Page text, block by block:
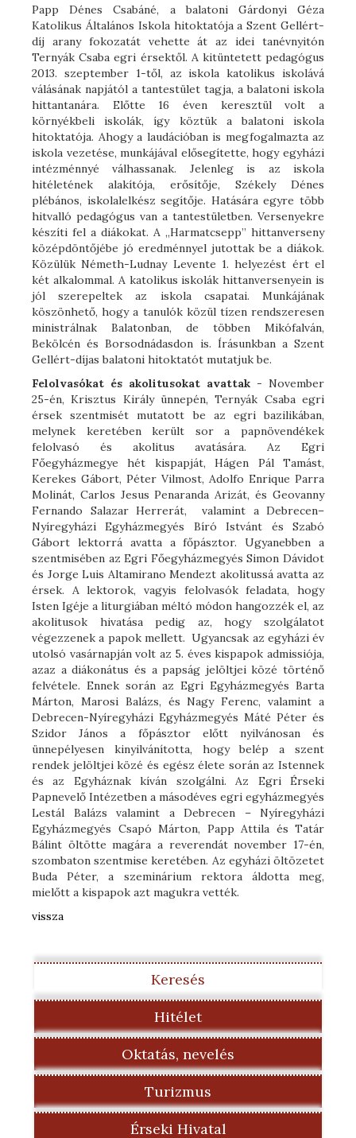
Papp Dénes Csabáné, a balatoni Gárdonyi Géza
Katolikus Általános Iskola hitoktatója a Szent Gellért-
díj arany fokozatát vehette át az idei tanévnyitón
Ternyák Csaba egri érsektől. A kitüntetett pedagógus
2013. szeptember 1-től, az iskola katolikus iskolává
válásának napjától a tantestület tagja, a balatoni iskola
hittantanára. Előtte 16 éven keresztül volt a
környékbeli iskolák, így köztük a balatoni iskola
hitoktatója. Ahogy a laudációban is megfogalmazta az
iskola vezetése, munkájával elősegítette, hogy egyházi
intézménnyé válhassanak. Jelenleg is az iskola
hitéletének alakítója, erősítője, Székely Dénes
plébános, iskolalelkész segítője. Hatására egyre több
hitvalló pedagógus van a tantestületben. Versenyekre
készíti fel a diákokat. A „Harmatcsepp” hittanverseny
középdöntőjébe jó eredménnyel jutottak be a diákok.
Közülük Németh-Ludnay Levente 1. helyezést ért el
két alkalommal. A katolikus iskolák hittanversenyein is
jól szerepeltek az iskola csapatai. Munkájának
köszönhető, hogy a tanulók közül tízen rendszeresen
ministrálnak Balatonban, de többen Mikófalván,
Bekölcén és Borsodnádasdon is. Írásunkban a Szent
Gellért-díjas balatoni hitoktatót mutatjuk be.
Felolvasókat és akolitusokat avattak - November
25-én, Krisztus Király ünnepén, Ternyák Csaba egri
érsek szentmisét mutatott be az egri bazilikában,
melynek keretében került sor a papnövendékek
felolvasó és akolitus avatására. Az Egri
Főegyházmegye hét kispapját, Hágen Pál Tamást,
Kerekes Gábort, Péter Vilmost, Adolfo Enrique Parra
Molinát, Carlos Jesus Penaranda Arizát, és Geovanny
Fernando Salazar Herrerát, valamint a Debrecen–
Nyíregyházi Egyházmegyés Bíró Istvánt és Szabó
Gábort lektorrá avatta a főpásztor. Ugyanebben a
szentmisében az Egri Főegyházmegyés Simon Dávidot
és Jorge Luis Altamirano Mendezt akolitussá avatta az
érsek. A lektorok, vagyis felolvasók feladata, hogy
Isten Igéje a liturgiában méltó módon hangozzék el, az
akolitusok hivatása pedig az, hogy szolgálatot
végezzenek a papok mellett. Ugyancsak az egyházi év
utolsó vasárnapján volt az 5. éves kispapok admissiója,
azaz a diákonátus és a papság jelöltjei közé történő
felvétele. Ennek során az Egri Egyházmegyés Barta
Márton, Marosi Balázs, és Nagy Ferenc, valamint a
Debrecen-Nyíregyházi Egyházmegyés Máté Péter és
Szidor János a főpásztor előtt nyilvánosan és
ünnepélyesen kinyilvánította, hogy belép a szent
rendek jelöltjei közé és egész élete során az Istennek
és az Egyháznak kíván szolgálni. Az Egri Érseki
Papnevelő Intézetben a másodéves egri egyházmegyés
Lestál Balázs valamint a Debrecen – Nyíregyházi
Egyházmegyés Csapó Márton, Papp Attila és Tatár
Bálint öltötte magára a reverendát november 17-én,
szombaton szentmise keretében. Az egyházi öltözetet
Buda Péter, a szeminárium rektora áldotta meg,
mielőtt a kispapok azt magukra vették.
vissza
Keresés
Hitélet
Oktatás, nevelés
Turizmus
Érseki Hivatal